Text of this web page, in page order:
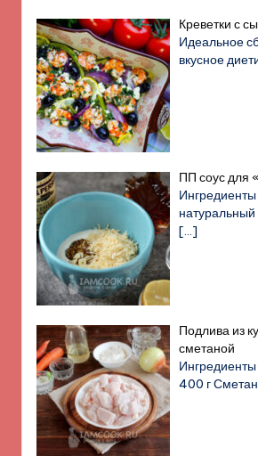
Креветки с
Идеальное
вкусное
ПП соус для
Ингредиенты
[…]
Подлива из
сметаной
400 г